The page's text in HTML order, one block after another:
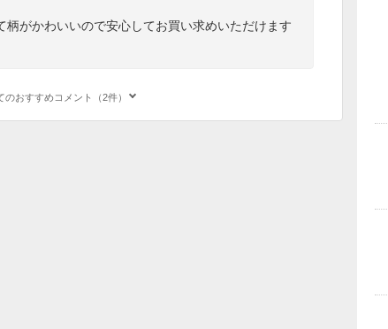
柄がかわいいので安心してお買い求めいただけます
のおすすめコメント（2件）